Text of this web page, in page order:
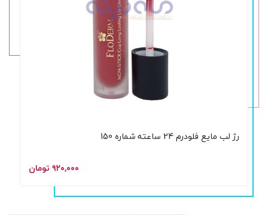
رژ لب مایع فلودرم 24 ساعته شماره 150
۹۲۰,۰۰۰ تومان